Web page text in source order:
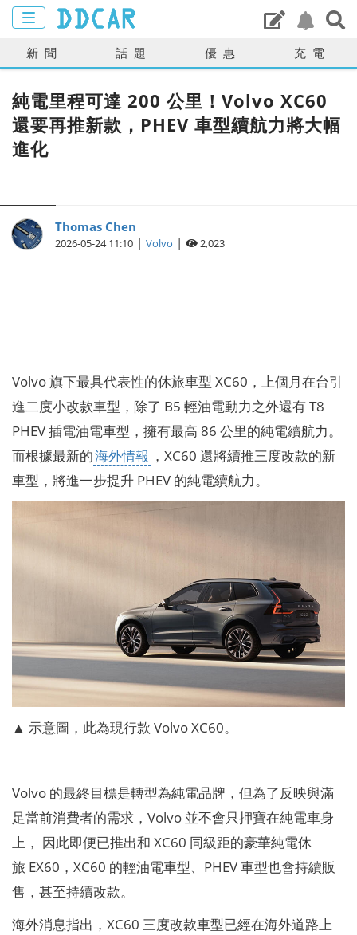
新聞 話題 優惠 充電
純電里程可達 200 公里！Volvo XC60
還要再推新款，PHEV 車型續航力將大幅
進化
Thomas Chen
2026-05-24 11:10 | Volvo | 2,023
Volvo 旗下最具代表性的休旅車型 XC60，上個月在台引
進二度小改款車型，除了 B5 輕油電動力之外還有 T8
PHEV 插電油電車型，擁有最高 86 公里的純電續航力。
而根據最新的海外情報 ，XC60 還將續推三度改款的新
車型，將進一步提升 PHEV 的純電續航力。
▲ 示意圖，此為現行款 Volvo XC60。
Volvo 的最終目標是轉型為純電品牌，但為了反映與滿
足當前消費者的需求，Volvo 並不會只押寶在純電車身
上， 因此即便已推出和 XC60 同級距的豪華純電休
旅 EX60，XC60 的輕油電車型、PHEV 車型也會持續販
售，甚至持續改款。
海外消息指出，XC60 三度改款車型已經在海外道路上